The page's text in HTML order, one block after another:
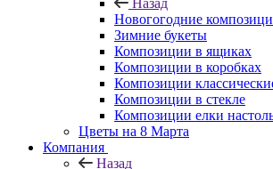
Назад
Новогогодние
Зимние букеты
Композиции в ящиках
Композиции в коробках
Композиции
Композиции в стекле
Композиции елки
Цветы на 8 Марта
Компания
Назад